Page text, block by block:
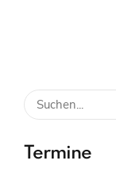
Termine